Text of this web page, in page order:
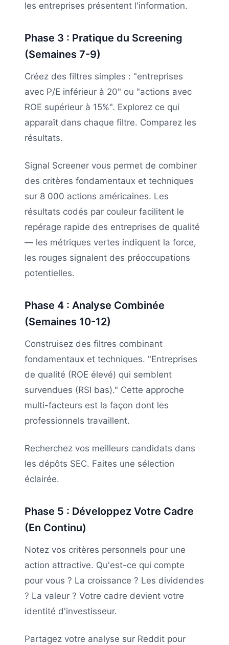
les entreprises présentent l'information.
Phase 3 : Pratique du Screening
(Semaines 7-9)
Créez des filtres simples : "entreprises
avec P/E inférieur à 20" ou "actions avec
ROE supérieur à 15%". Explorez ce qui
apparaît dans chaque filtre. Comparez les
résultats.
Signal Screener vous permet de combiner
des critères fondamentaux et techniques
sur 8 000 actions américaines. Les
résultats codés par couleur facilitent le
repérage rapide des entreprises de qualité
— les métriques vertes indiquent la force,
les rouges signalent des préoccupations
potentielles.
Phase 4 : Analyse Combinée
(Semaines 10-12)
Construisez des filtres combinant
fondamentaux et techniques. "Entreprises
de qualité (ROE élevé) qui semblent
survendues (RSI bas)." Cette approche
multi-facteurs est la façon dont les
professionnels travaillent.
Recherchez vos meilleurs candidats dans
les dépôts SEC. Faites une sélection
éclairée.
Phase 5 : Développez Votre Cadre
(En Continu)
Notez vos critères personnels pour une
action attractive. Qu'est-ce qui compte
pour vous ? La croissance ? Les dividendes
? La valeur ? Votre cadre devient votre
identité d'investisseur.
Partagez votre analyse sur Reddit pour